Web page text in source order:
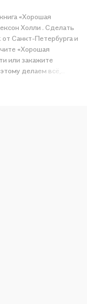
«Хорошая
Холли . Сделать
Санкт-Петербурга и
«Хорошая
или закажите
делаем всё,